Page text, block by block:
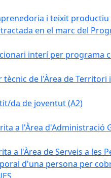
i teixit productiu
en el marc del
interí per programa
de l'Àrea de
da de joventut (A2)
a l'Àrea d'Administració
a l'Àrea de Serveis a les
d'una persona per